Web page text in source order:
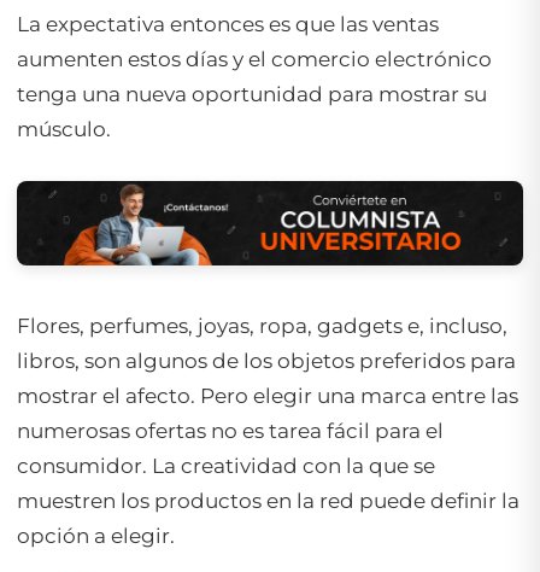
La expectativa entonces es que las ventas
aumenten estos días y el comercio electrónico
tenga una nueva oportunidad para mostrar su
músculo.
Flores, perfumes, joyas, ropa, gadgets e, incluso,
libros, son algunos de los objetos preferidos para
mostrar el afecto. Pero elegir una marca entre las
numerosas ofertas no es tarea fácil para el
consumidor. La creatividad con la que se
muestren los productos en la red puede definir la
opción a elegir.